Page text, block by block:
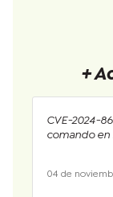
+
CVE-2024-
comando en
04 de